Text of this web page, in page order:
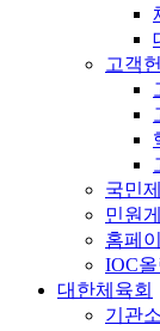
고객
국민
민원
홈페
IOC
대한체육회
기관